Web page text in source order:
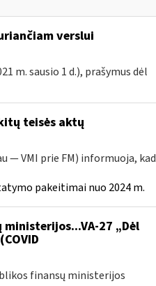
verslui
m. sausio 1 d.), prašymus dėl
teisės aktų
— VMI prie FM) informuoja, kad
pakeitimai nuo 2024 m.
27 „Dėl
finansų ministerijos